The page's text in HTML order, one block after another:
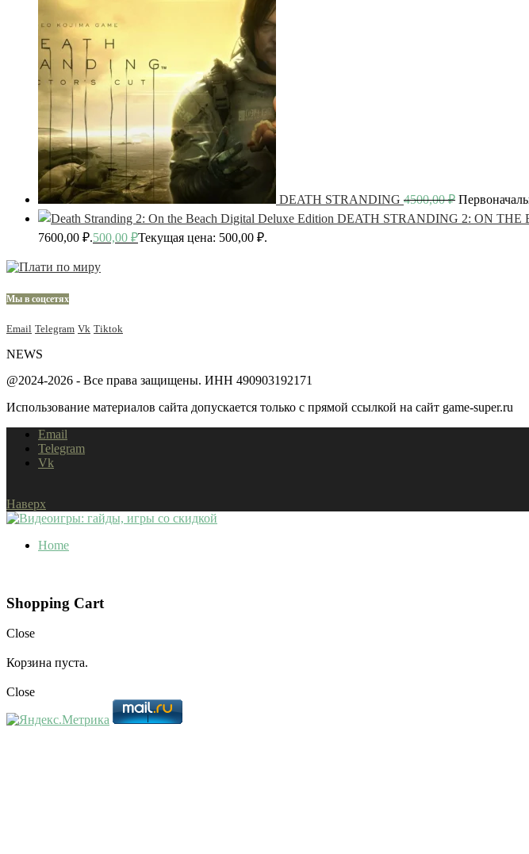
DEATH STRANDING 4500,00₽
DEATH STRANDING 2: ON THE
7600,00 ₽.500,00 ₽Текущая цена: 500,00 ₽.
Мы в соцсетях
Email Telegram Vk Tiktok
NEWS
@2024-2026 - Все права защищены. ИНН 490903192171
Использование материалов сайта допускается только с прямой ссылкой на сайт game-super.ru
Email
Telegram
Vk
Наверх
Home
Shopping Cart
Close
Корзина пуста.
Close